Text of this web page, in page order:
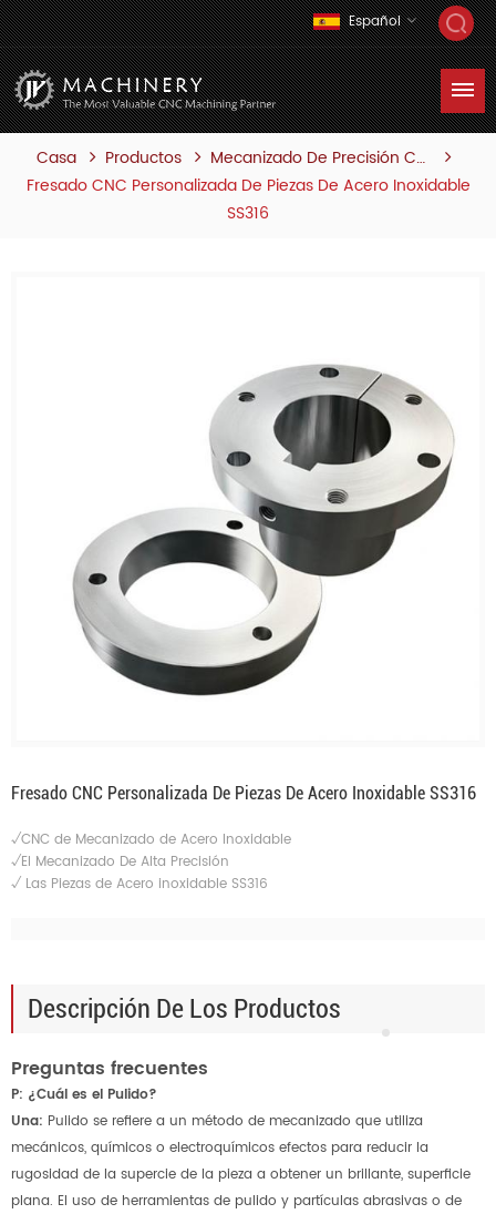
Español
Casa Productos
Mecanizado De Precisión Cnc
Fresado CNC Personalizada De Piezas De Acero Inoxidable
SS316
Fresado CNC Personalizada De Piezas De Acero Inoxidable SS316
√CNC de Mecanizado de Acero Inoxidable
√El Mecanizado De Alta Precisión
√ Las Piezas de Acero inoxidable SS316
Descripción De Los Productos
Preguntas frecuentes
P: ¿Cuál es el Pulido?
Una: Pulido se refiere a un método de mecanizado que utiliza
mecánicos, químicos o electroquímicos efectos para reducir la
rugosidad de la supercie de la pieza a obtener un brillante, superficie
plana. El uso de herramientas de pulido y partículas abrasivas o de